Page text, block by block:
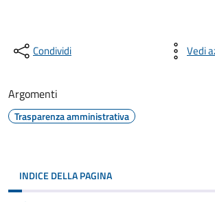
Condividi Vedi
Argomenti
Trasparenza amministrativa
INDICE DELLA PAGINA